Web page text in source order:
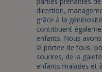
direction,
grâce à la
contribuent
enfants. Nous
la portée de tous,
sourires, de la
enfants malades et